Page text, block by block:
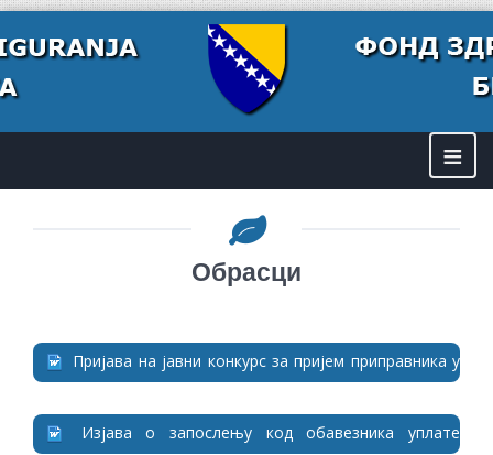
≡
Обрасци
Пријава на јавни конкурс за пријем приправника у
Изјава о запослењу код обавезника уплате